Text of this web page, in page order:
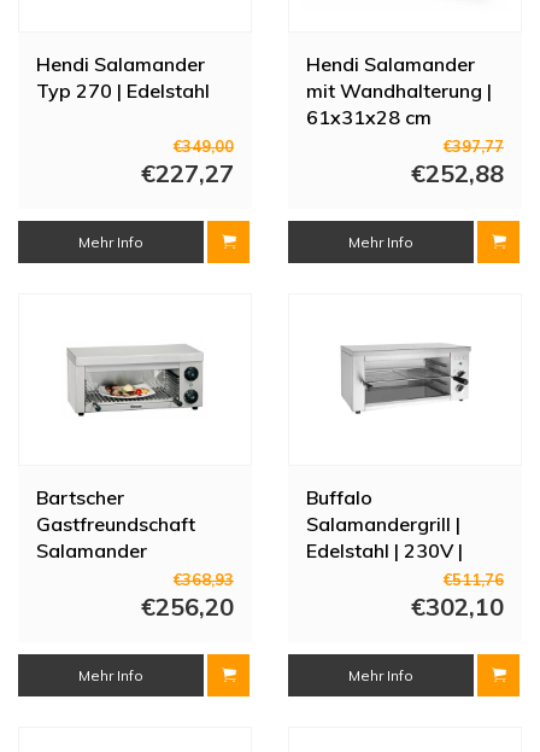
Hendi Salamander
Typ 270 | Edelstahl
€349,00
€227,27
Mehr Info
Hendi Salamander
mit Wandhalterung |
61x31x28 cm
€397,77
€252,88
Mehr Info
Bartscher
Gastfreundschaft
Salamander
€368,93
€256,20
Mehr Info
Buffalo
Salamandergrill |
Edelstahl | 230V |
29,2 (H) x 63,95 (B) x
36,05 (T) cm
€511,76
€302,10
Mehr Info